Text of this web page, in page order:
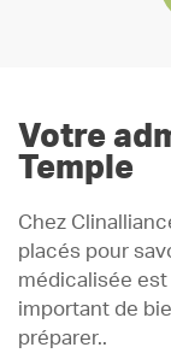
Votre
Temple
Chez
placés pour
médicalisée est
important de
préparer..